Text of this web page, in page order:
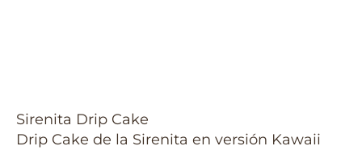
Sirenita Drip Cake
Drip Cake de la Sirenita en versión Kawaii